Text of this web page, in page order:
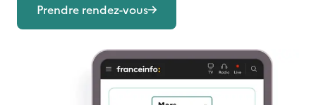
Prendre rendez-vous